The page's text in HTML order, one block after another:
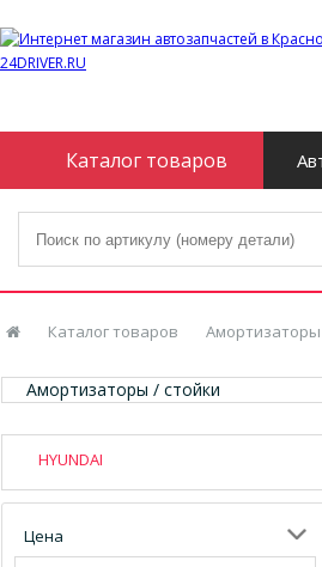
Каталог товаров
Каталог товаров Амортизаторы
Амортизаторы / стойки
HYUNDAI
Цена